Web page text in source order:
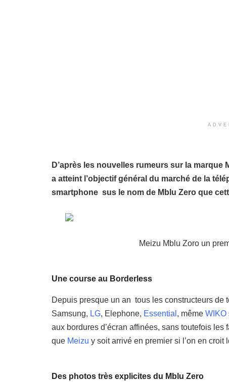
D’après les nouvelles rumeurs sur la marque
a atteint l’objectif général du marché de la
smartphone sus le nom de Mblu Zero que
Meizu Mblu Zoro un
Une course au Borderless
Depuis presque un an tous les constructeurs de
Samsung, LG, Elephone, Essential , même WIKO
aux bordures d’écran affinées, sans toutefois
que Meizu y soit arrivé en premier si l’on en croit
Des photos très explicites du Mblu Zero